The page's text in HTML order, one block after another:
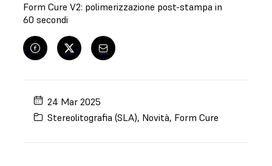
Form Cure V2: polimerizzazione post-stampa in
60 secondi
24 Mar 2025
Stereolitografia (SLA), Novità, Form Cure